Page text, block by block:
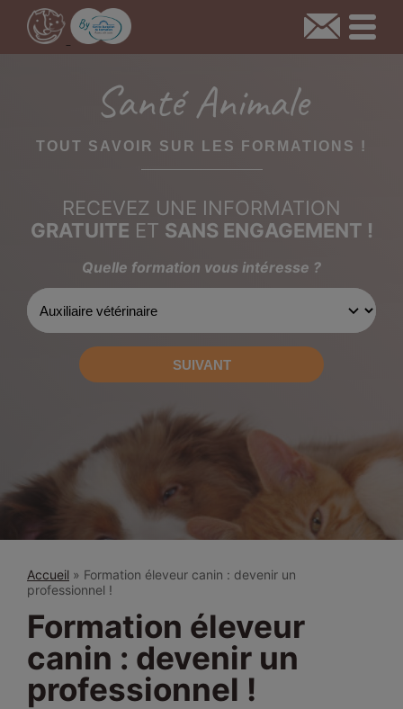
Santé Animale
TOUT SAVOIR SUR LES FORMATIONS !
RECEVEZ UNE INFORMATION
GRATUITE ET SANS ENGAGEMENT !
Quelle formation vous intéresse ?
Accueil » Formation éleveur canin : devenir un
professionnel !
Formation éleveur
canin : devenir un
professionnel !